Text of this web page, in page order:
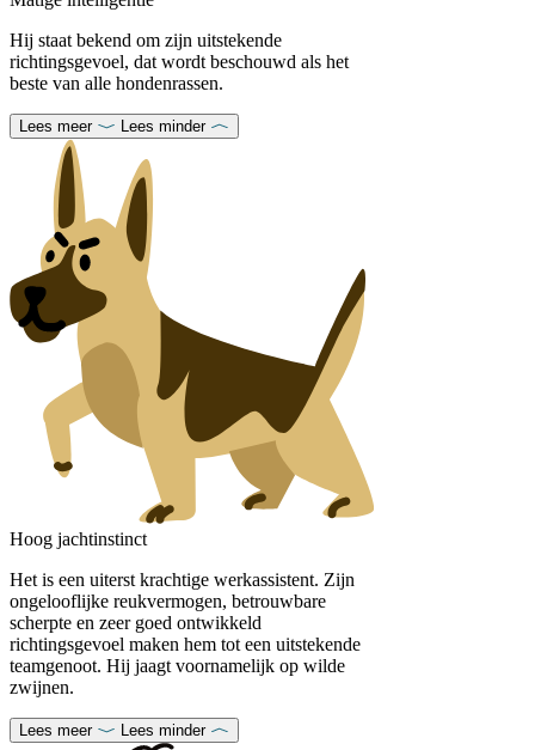
Hij staat bekend om zijn uitstekende
richtingsgevoel, dat wordt beschouwd als het
beste van alle hondenrassen.
Lees meer Lees minder
Hoog jachtinstinct
Het is een uiterst krachtige werkassistent. Zijn
ongelooflijke reukvermogen, betrouwbare
scherpte en zeer goed ontwikkeld
richtingsgevoel maken hem tot een uitstekende
teamgenoot. Hij jaagt voornamelijk op wilde
zwijnen.
Lees meer Lees minder